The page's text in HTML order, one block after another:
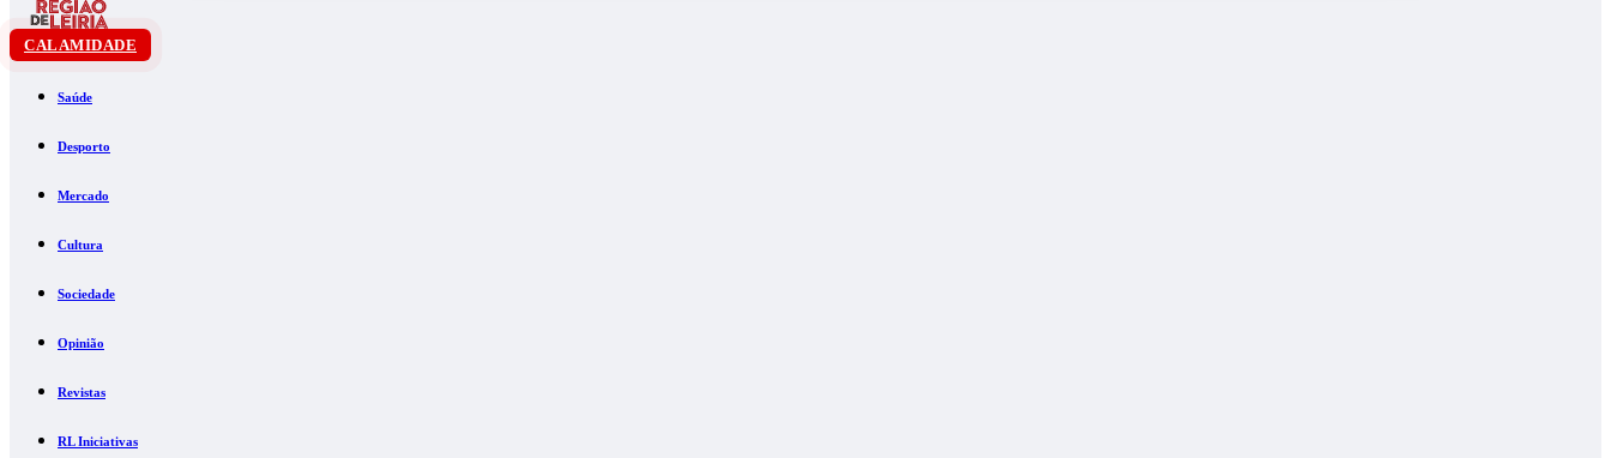
CALAMIDADE
Saúde
Desporto
Mercado
Cultura
Sociedade
Opinião
Revistas
RL Iniciativas